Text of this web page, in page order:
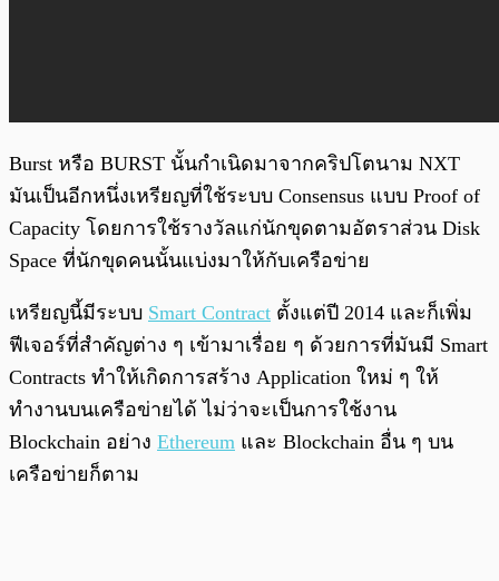
Burst หรือ BURST นั้นกำเนิดมาจากคริปโตนาม NXT
มันเป็นอีกหนึ่งเหรียญที่ใช้ระบบ Consensus แบบ Proof of
Capacity โดยการใช้รางวัลแก่นักขุดตามอัตราส่วน Disk
Space ที่นักขุดคนนั้นแบ่งมาให้กับเครือข่าย
เหรียญนี้มีระบบ Smart Contract ตั้งแต่ปี 2014 และก็เพิ่ม
ฟีเจอร์ที่สำคัญต่าง ๆ เข้ามาเรื่อย ๆ ด้วยการที่มันมี Smart
Contracts ทำให้เกิดการสร้าง Application ใหม่ ๆ ให้
ทำงานบนเครือข่ายได้ ไม่ว่าจะเป็นการใช้งาน
Blockchain อย่าง Ethereum และ Blockchain อื่น ๆ บน
เครือข่ายก็ตาม